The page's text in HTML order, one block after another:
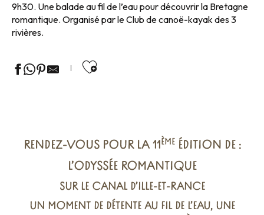
9h30. Une balade au fil de l’eau pour découvrir la Bretagne
romantique. Organisé par le Club de canoë-kayak des 3
rivières.
Ajouter aux favoris
RENDEZ-VOUS POUR LA 11ÈMEÉDITION DE :
L’ODYSSÉE ROMANTIQUE
SUR LE CANAL D’ILLE-ET-RANCE
UN MOMENT DE DÉTENTE AU FIL DE L’EAU, UNE